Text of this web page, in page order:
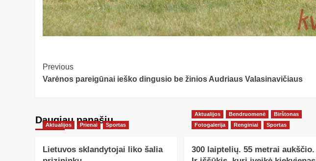
Post
Navigation
Previous
Varėnos pareigūnai ieško dingusio be žinios Audriaus Valasinavičiaus
Daugiau panašių…
Aktualijos Prienai Sportas
Lietuvos sklandytojai liko šalia
Aktualijos Bendruomenė
Birštonas
Fotogalerija
Renginiai Sportas
300 laiptelių. 55 metrai aukščio.